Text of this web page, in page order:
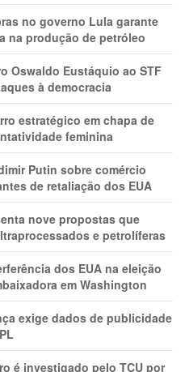
no governo Lula garante
na produção de petróleo
Oswaldo Eustáquio ao STF
à democracia
estratégico em chapa de
feminina
Putin sobre comércio
de retaliação dos EUA
nove propostas que
e petrolíferas
dos EUA na eleição
em Washington
exige dados de publicidade
é investigado pelo TCU por